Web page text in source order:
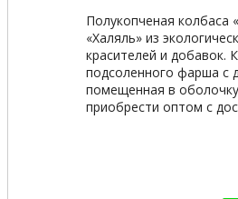
Полукопченая
«Халяль» из
красителей и добавок.
подсоленного фарша с
помещенная в
приобрести оптом с